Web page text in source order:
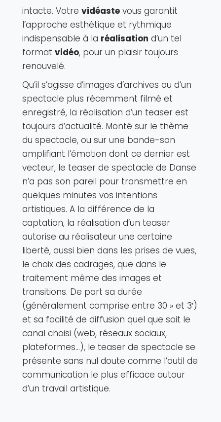
intacte. Votre vidéastevous garantit
l’approche esthétique et rythmique
indispensable à la réalisation d’un tel
format vidéo, pour un plaisir toujours
renouvelé.
Qu’il s’agisse d’images d’archives ou d’un
spectacle plus récemment filmé et
enregistré, la réalisation d’un teaser est
toujours d’actualité. Monté sur le thème
du spectacle, ou sur une bande-son
amplifiant l’émotion dont ce dernier est
vecteur, le teaser de spectacle de Danse
n’a pas son pareil pour transmettre en
quelques minutes vos intentions
artistiques. A la différence de la
captation, la réalisation d’un teaser
autorise au réalisateur une certaine
liberté, aussi bien dans les prises de vues,
le choix des cadrages, que dans le
traitement même des images et
transitions. De part sa durée
(généralement comprise entre 30 » et 3′)
et sa facilité de diffusion quel que soit le
canal choisi (web, réseaux sociaux,
plateformes…), le teaser de spectacle se
présente sans nul doute comme l’outil de
communication le plus efficace autour
d’un travail artistique.